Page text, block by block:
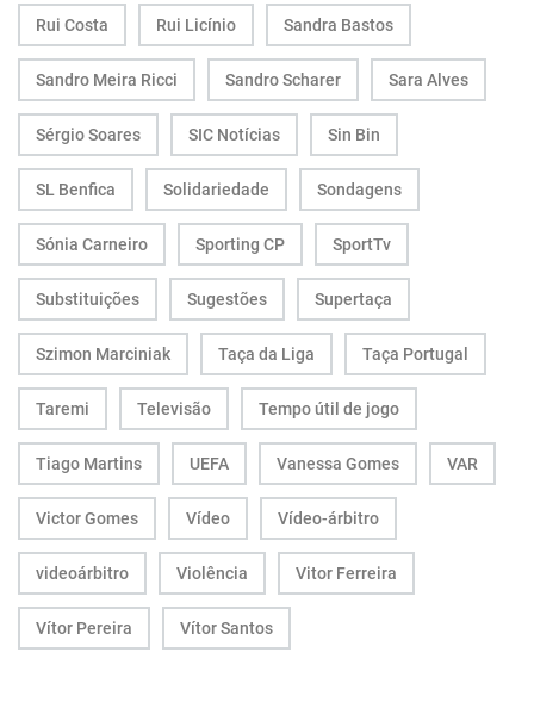
Rui Costa Rui Licínio Sandra Bastos
Sandro Meira Ricci Sandro Scharer Sara Alves
Sérgio Soares SIC Notícias Sin Bin
SL Benfica Solidariedade Sondagens
Sónia Carneiro Sporting CP SportTv
Substituições Sugestões Supertaça
Szimon Marciniak Taça da Liga Taça Portugal
Taremi Televisão Tempo útil de jogo
Tiago Martins UEFA Vanessa Gomes VAR
Victor Gomes Vídeo Vídeo-árbitro
videoárbitro Violência Vitor Ferreira
Vítor Pereira Vítor Santos